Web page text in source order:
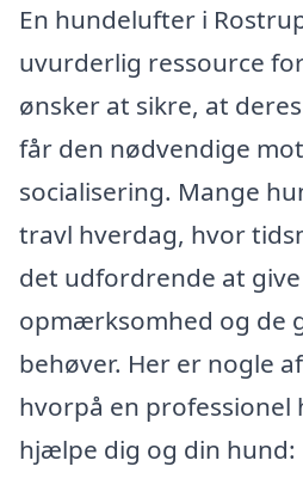
En hundelufter i
uvurderlig ressource
ønsker at sikre, at
får den nødvendige
socialisering. Mange
travl hverdag, hvor
det udfordrende at
opmærksomhed og de
behøver. Her er nogle
hvorpå en professionel
hjælpe dig og din hund: